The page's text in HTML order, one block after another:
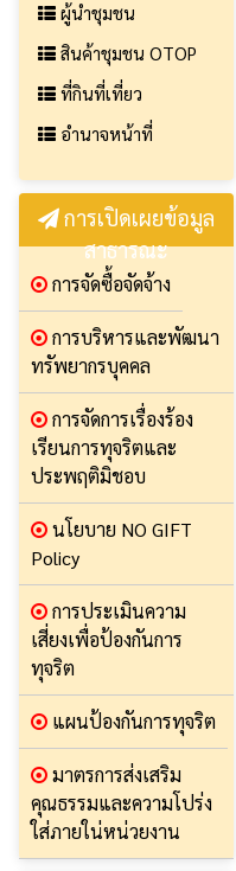
ผู้นำชุมชน
สินค้าชุมชน OTOP
ที่กินที่เที่ยว
อำนาจหน้าที่
การเปิดเผยข้อมูล
สาธารณะ
การจัดซื้อจัดจ้าง
การบริหารและพัฒนา
ทรัพยากรบุคคล
การจัดการเรื่องร้อง
เรียนการทุจริตและ
ประพฤติมิชอบ
นโยบาย NO GIFT
Policy
การประเมินความ
เสี่ยงเพื่อป้องกันการ
ทุจริต
แผนป้องกันการทุจริต
มาตรการส่งเสริม
คุณธรรมและความโปร่ง
ใส่ภายใน่หน่วยงาน